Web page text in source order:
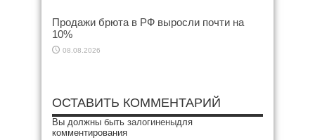
Продажи брюта в РФ выросли почти на
10%
08.08.2026
ОСТАВИТЬ КОММЕНТАРИЙ
Вы должны быть залогиненыдля
комментирования